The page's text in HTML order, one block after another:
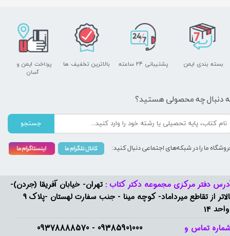
09385901000 - 09378888570​​​​​​​
دفتر مرکزی مجموعه دکتر کتاب : تهران- خیابان آفریقا (جردن)-
بالاتر از تقاطع میرداماد- کوچه مینا - جنب سفارت لهستان -پلاک 9
14
تماس و
پشتیبانی ۲۴ ساعته
پرداخت ایمن و ​​​​​​​
آسان
بسته بندی ایمن بالاترین تخفیف ها
دنبال چه محصولی هستید؟
جستجو
ما را در شبکه‌های اجتماعی دنبال کنید: